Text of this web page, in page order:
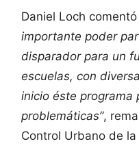
Daniel Loch
importante poder
disparador para un
escuelas, con
inicio éste programa
problemáticas”,
Control Urbano de